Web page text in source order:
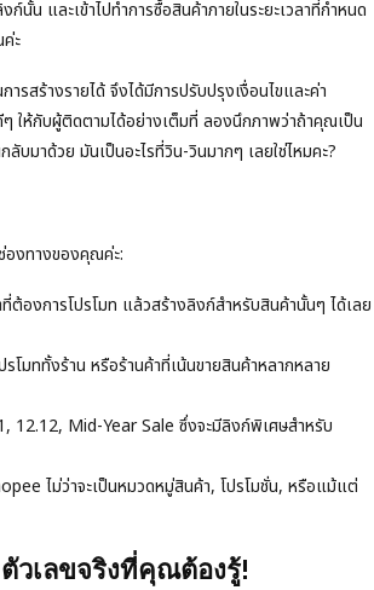
และเข้าไปทำการซื้อสินค้าภายในระยะเวลาที่กำหนด
ะ
สร้างรายได้ จึงได้มีการปรับปรุงเงื่อนไขและค่า
ๆ ให้กับผู้ติดตามได้อย่างเต็มที่ ลองนึกภาพว่าถ้าคุณเป็น
มาด้วย มันเป็นอะไรที่วิน-วินมากๆ เลยใช่ไหมคะ?
องทางของคุณค่ะ:
องการโปรโมท แล้วสร้างลิงก์สำหรับสินค้านั้นๆ ได้เลย
โมททั้งร้าน หรือร้านค้าที่เน้นขายสินค้าหลากหลาย
Mid-Year Sale ซึ่งจะมีลิงก์พิเศษสำหรับ
ไม่ว่าจะเป็นหมวดหมู่สินค้า, โปรโมชั่น, หรือแม้แต่
วเลขจริงที่คุณต้องรู้!